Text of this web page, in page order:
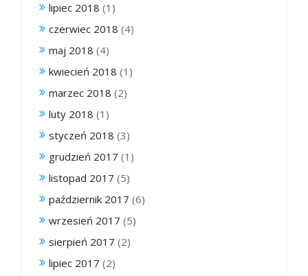
lipiec 2018 (1)
czerwiec 2018 (4)
maj 2018 (4)
kwiecień 2018 (1)
marzec 2018 (2)
luty 2018 (1)
styczeń 2018 (3)
grudzień 2017 (1)
listopad 2017 (5)
październik 2017 (6)
wrzesień 2017 (5)
sierpień 2017 (2)
lipiec 2017 (2)